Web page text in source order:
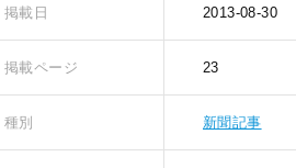
掲載日 2013-08-30
掲載ページ 23
種別 新聞記事